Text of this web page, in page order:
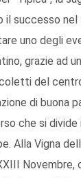
il successo
uno degli
grazie ad
del
di buona
che si divide
Alla Vigna
Novembre,